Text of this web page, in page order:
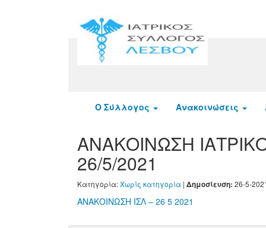
Ο Σύλλογος Ανακοινώσεις
ΑΝΑΚΟΙΝΩΣΗ
26/5/2021
Κατηγορία:Χωρίς κατηγορία | Δημοσίευση: 26-5-
ΑΝΑΚΟΙΝΩΣΗ ΙΣΛ – 26 5 2021